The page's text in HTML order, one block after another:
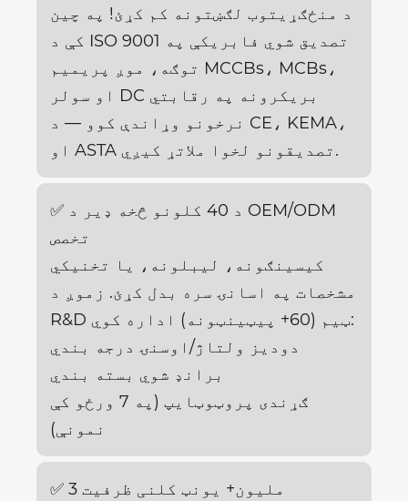
د منځګړیتوب لګښتونه کم کړئ! په چین
کې د ISO 9001 تصدیق شوي فابریکې په
توګه، موږ پریمیم MCCBs، MCBs،
او سولر DC بریکرونه په رقابتي
نرخونو وړاندې کوو — د CE، KEMA،
او ASTA تصدیقونو لخوا ملاتړ کیږي.
✅ د 40 کلونو څخه ډیر د OEM/ODM
تخصص
کیسینګونه، لیبلونه، یا تخنیکي
مشخصات په اسانۍ سره بدل کړئ. زموږ د
R&D ټیم (60+ پیټینټونه) اداره کوي:
دودیز ولتاژ/اوسنۍ درجه بندي
برانډ شوي بسته بندي
ګړندی پروټوټایپ (په 7 ورځو کې
نمونې)
✅ 3 ملیون+ یونټ کلنی ظرفیت